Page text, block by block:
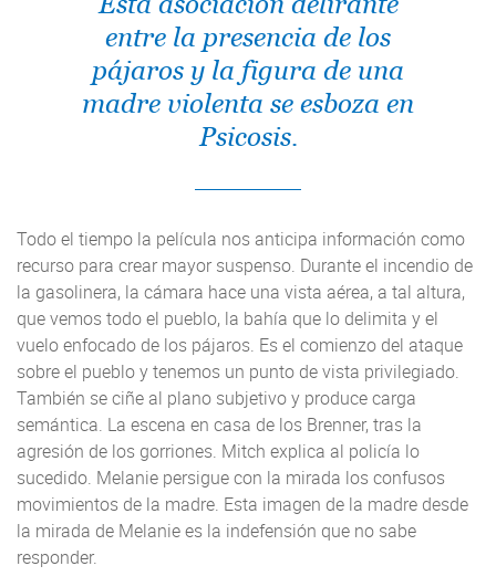
entre la presencia de los
pájaros y la figura de una
madre violenta se esboza en
Psicosis.
Todo el tiempo la película nos anticipa información como
recurso para crear mayor suspenso. Durante el incendio de
la gasolinera, la cámara hace una vista aérea, a tal altura,
que vemos todo el pueblo, la bahía que lo delimita y el
vuelo enfocado de los pájaros. Es el comienzo del ataque
sobre el pueblo y tenemos un punto de vista privilegiado.
También se ciñe al plano subjetivo y produce carga
semántica. La escena en casa de los Brenner, tras la
agresión de los gorriones. Mitch explica al policía lo
sucedido. Melanie persigue con la mirada los confusos
movimientos de la madre. Esta imagen de la madre desde
la mirada de Melanie es la indefensión que no sabe
responder.